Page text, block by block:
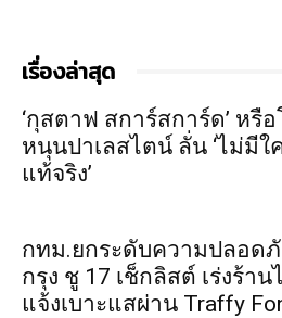
เรื่องล่าสุด
‘กุสตาฟ สการ์สการ์ด’ หรื
หนุนปาเลสไตน์ ลั่น ‘ไม่มี
แท้จริง’
กทม.ยกระดับความปลอด
กรุง ชู 17 เช็กลิสต์ เร่งร้า
แจ้งเบาะแสผ่าน Traffy